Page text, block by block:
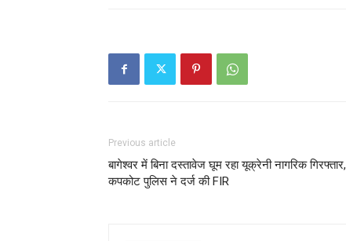
Previous article
बागेश्वर में बिना दस्तावेज घूम रहा यूक्रेनी नागरिक गिरफ्तार,
कपकोट पुलिस ने दर्ज की FIR